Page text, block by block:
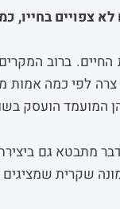
צפויים בחייו,
ברוב
צרה לפי כמה
המועמד הועסק
מתבטא גם
שקרית